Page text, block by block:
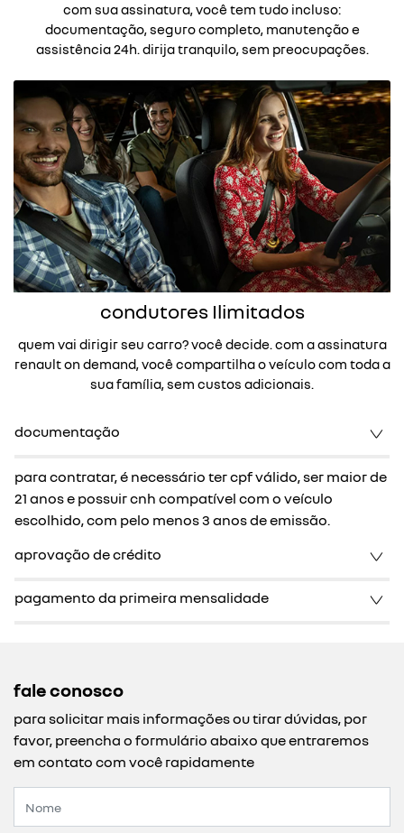
com sua assinatura, você tem tudo incluso:
documentação, seguro completo, manutenção e
assistência 24h. dirija tranquilo, sem preocupações.
condutores Ilimitados
quem vai dirigir seu carro? você decide. com a assinatura
renault on demand, você compartilha o veículo com toda a
sua família, sem custos adicionais.
documentação
para contratar, é necessário ter cpf válido, ser maior de
21 anos e possuir cnh compatível com o veículo
escolhido, com pelo menos 3 anos de emissão.
aprovação de crédito
pagamento da primeira mensalidade
fale conosco
para solicitar mais informações ou tirar dúvidas, por
favor, preencha o formulário abaixo que entraremos
em contato com você rapidamente